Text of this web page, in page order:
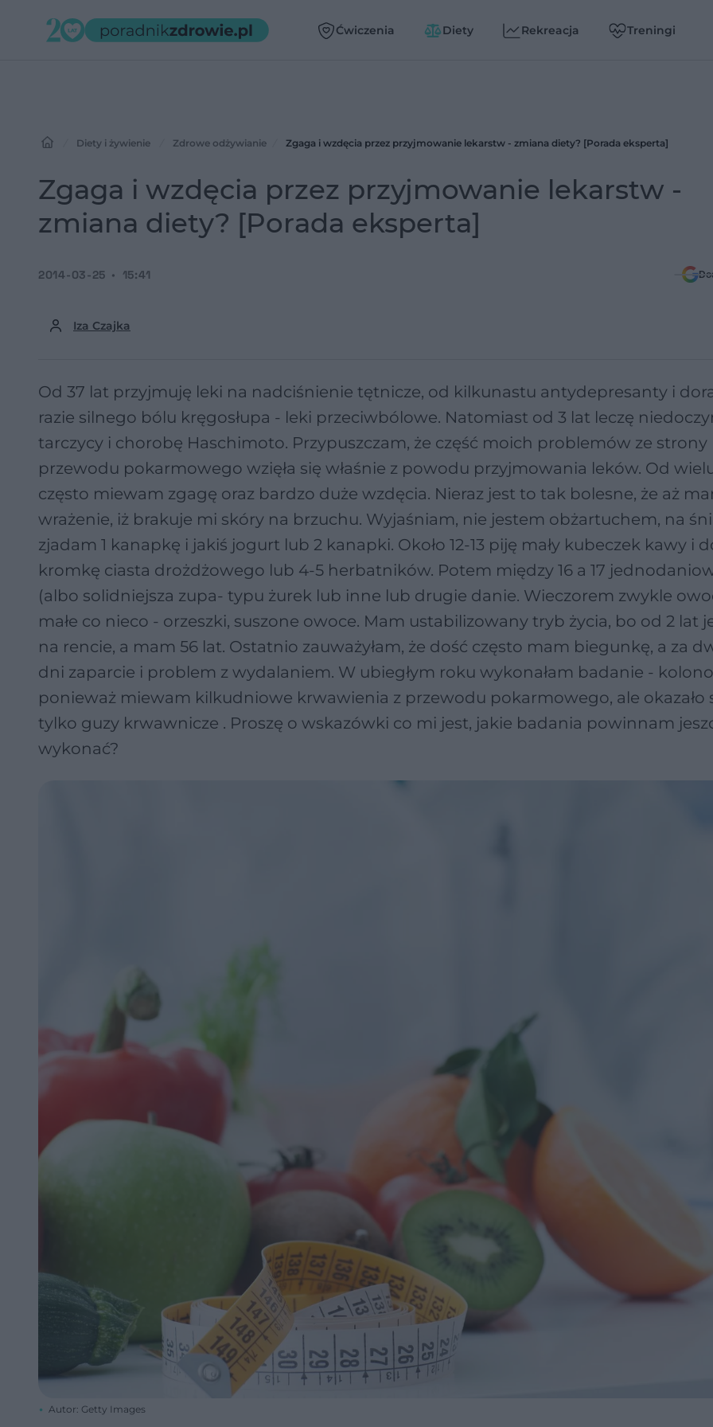
Ćwiczenia Diety Rekreacja Treningi
Diety i żywienie Zdrowe odżywianie Zgaga i wzdęcia przez przyjmowanie lekarstw - zmiana diety? [Porada eksperta]
Zgaga i wzdęcia przez przyjmowanie lekarstw -
zmiana diety? [Porada eksperta]
Iza Czajka
2014-03-25 15:41
Od 37 lat przyjmuję leki na nadciśnienie tętnicze, od kilkunastu antydepresanty i
razie silnego bólu kręgosłupa - leki przeciwbólowe. Natomiast od 3 lat leczę
tarczycy i chorobę Haschimoto. Przypuszczam, że część moich problemów ze strony
przewodu pokarmowego wzięła się właśnie z powodu przyjmowania leków. Od
często miewam zgagę oraz bardzo duże wzdęcia. Nieraz jest to tak bolesne, że aż
wrażenie, iż brakuje mi skóry na brzuchu. Wyjaśniam, nie jestem obżartuchem, na
zjadam 1 kanapkę i jakiś jogurt lub 2 kanapki. Około 12-13 piję mały kubeczek kawy i
kromkę ciasta drożdżowego lub 4-5 herbatników. Potem między 16 a 17
(albo solidniejsza zupa- typu żurek lub inne lub drugie danie. Wieczorem zwykle
małe co nieco - orzeszki, suszone owoce. Mam ustabilizowany tryb życia, bo od 2 lat
na rencie, a mam 56 lat. Ostatnio zauważyłam, że dość często mam biegunkę, a za
dni zaparcie i problem z wydalaniem. W ubiegłym roku wykonałam badanie -
ponieważ miewam kilkudniowe krwawienia z przewodu pokarmowego, ale okazało
tylko guzy krwawnicze . Proszę o wskazówki co mi jest, jakie badania powinnam
wykonać?
Autor: Getty Images